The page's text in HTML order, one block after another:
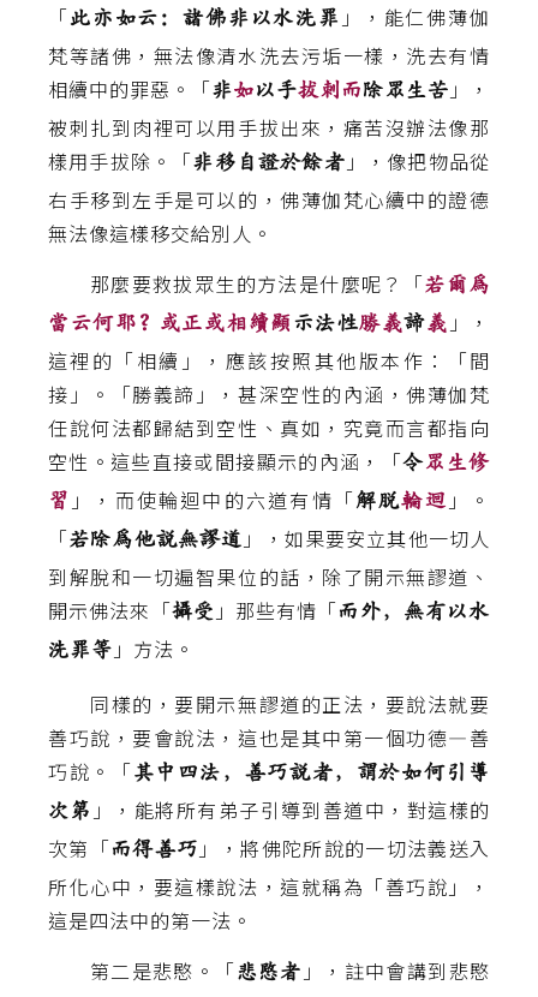
「此亦如云：諸佛非以水洗罪 」，能仁佛薄伽
梵等諸佛，無法像清水洗去污垢一樣，洗去有情
相續中的罪惡。「非如以手拔刺而除眾生苦 」，
被刺扎到肉裡可以用手拔出來，痛苦沒辦法像那
樣用手拔除。「非移自證於餘者 」，像把物品從
右手移到左手是可以的，佛薄伽梵心續中的證德
無法像這樣移交給別人。
那麼要救拔眾生的方法是什麼呢？「若爾為
當云何耶？或正或相續顯 示法性勝義諦義 」，
這裡的「相續」，應該按照其他版本作：「間
接」。「勝義諦」，甚深空性的內涵，佛薄伽梵
任說何法都歸結到空性、真如，究竟而言都指向
空性。這些直接或間接顯示的內涵，「令眾生修
習 」，而使輪迴中的六道有情「解脫輪迴 」。
「若除為他說無謬道 」，如果要安立其他一切人
到解脫和一切遍智果位的話，除了開示無謬道、
開示佛法來「攝受 」那些有情「而外，無有以水
洗罪等 」方法。
同樣的，要開示無謬道的正法，要說法就要
善巧說，要會說法，這也是其中第一個功德—善
巧說。「其中四法，善巧說者，謂於如何引導
次第 」，能將所有弟子引導到善道中，對這樣的
次第「而得善巧 」，將佛陀所說的一切法義送入
所化心中，要這樣說法，這就稱為「善巧說」，
這是四法中的第一法。
第二是悲愍。「悲愍者 」，註中會講到悲愍